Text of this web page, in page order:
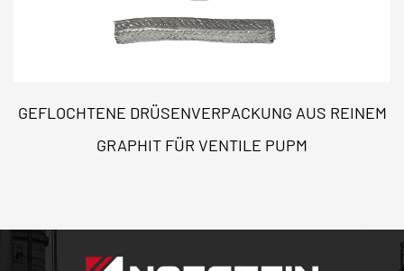
GEFLOCHTENE DRÜSENVERPACKUNG AUS REINEM
GRAPHIT FÜR VENTILE PUPM